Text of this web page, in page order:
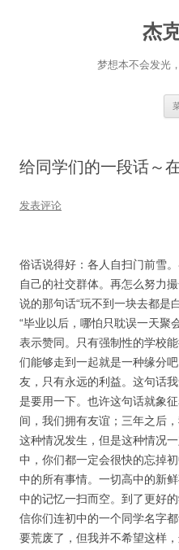
杰
梦想本不会发光
给同学们的一段话～
发表评论
俗话说得好：各人自扫门前雪
自己的社交群体。再怎么努力
说的那句话“玩不到一块去都是
“毕业以后，哪怕只耽误一天聚
表示赞同。只有强制性的学校
们能够走到一起就是一种缘分
友，只有永远的利益。这句话
是要用一下。也许这句话就象
间，我们拥有友谊；三年之后
这种情况发生，但是这种情况
中，你们都一定会很快的忘掉
中的所有事情。一切高中的新
中的记忆一扫而空。到了更好
信你们连初中的一个同学名字
要荒废了，但我并不希望这样